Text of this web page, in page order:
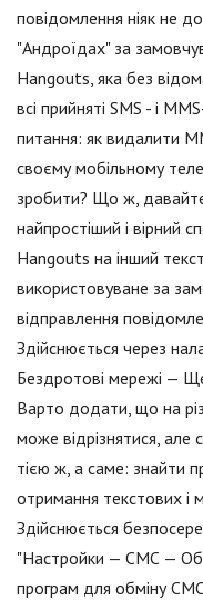
повідомлення ніяк не
"Андроїдах" за
Hangouts, яка без
всі прийняті SMS - і
питання: як видалити
своєму мобільному
зробити? Що ж,
найпростіший і вірний
Hangouts на інший
використовуване за
відправлення
Здійснюється через
Бездротові мережі —
Варто додати, що на
може відрізнятися, але
тією ж, а саме: знайти
отримання текстових і
Здійснюється
"Настройки — СМС —
програм для обміну